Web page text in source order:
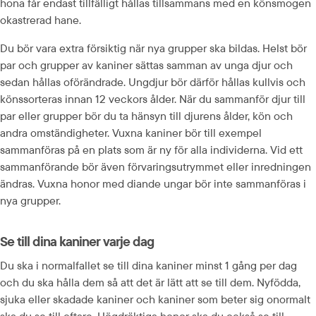
hona får endast tillfälligt hållas tillsammans med en könsmogen
okastrerad hane.
Du bör vara extra försiktig när nya grupper ska bildas. Helst bör
par och grupper av kaniner sättas samman av unga djur och
sedan hållas oförändrade. Ungdjur bör därför hållas kullvis och
könssorteras innan 12 veckors ålder. När du sammanför djur till
par eller grupper bör du ta hänsyn till djurens ålder, kön och
andra omständigheter. Vuxna kaniner bör till exempel
sammanföras på en plats som är ny för alla individerna. Vid ett
sammanförande bör även förvaringsutrymmet eller inredningen
ändras. Vuxna honor med diande ungar bör inte sammanföras i
nya grupper.
Se till dina kaniner varje dag
Du ska i normalfallet se till dina kaniner minst 1 gång per dag
och du ska hålla dem så att det är lätt att se till dem. Nyfödda,
sjuka eller skadade kaniner och kaniner som beter sig onormalt